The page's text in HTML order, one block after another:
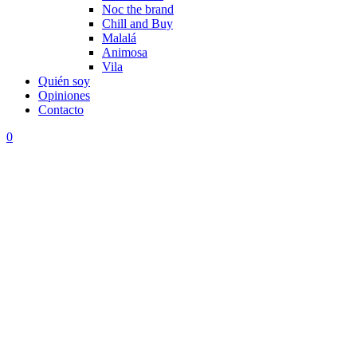
Noc the brand
Chill and Buy
Malalá
Animosa
Vila
Quién soy
Opiniones
Contacto
0